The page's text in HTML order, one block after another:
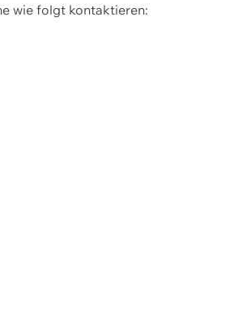
wie folgt kontaktieren: